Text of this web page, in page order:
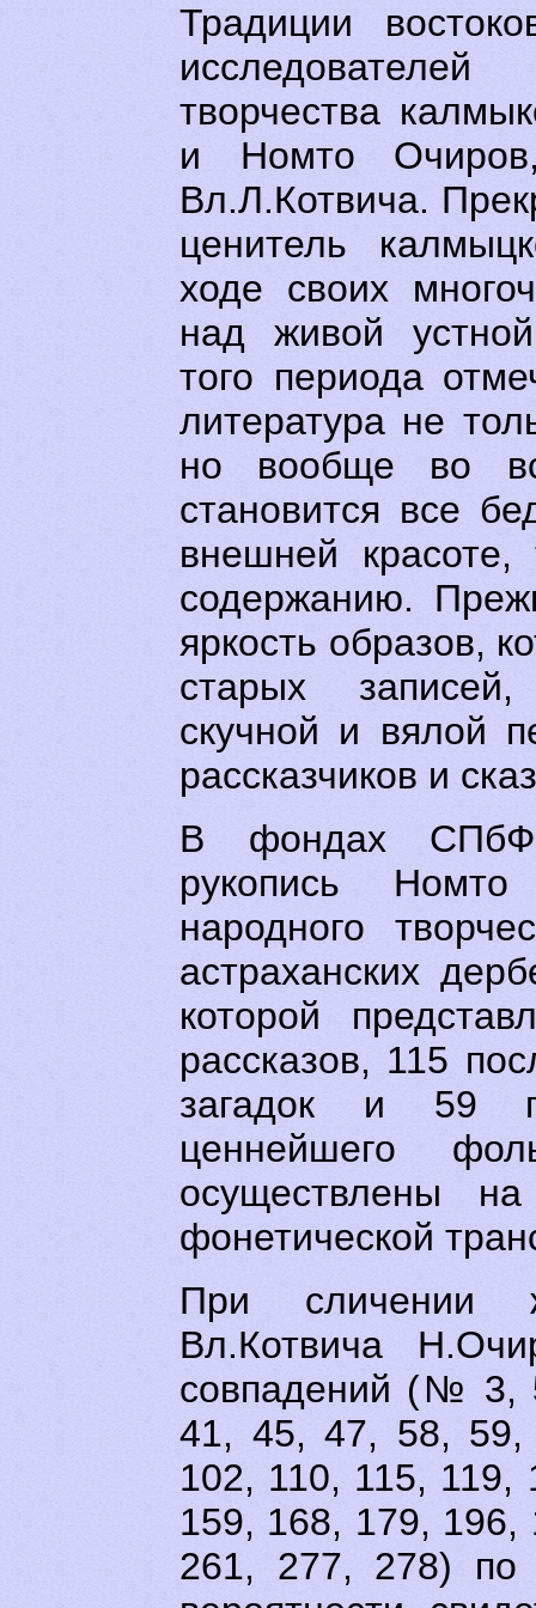
Традиции
творчества
и Номто
Вл.Л.Котвича.
ценитель
ходе своих
над живой
того периода
литература не
но вообще во
становится все
внешней
содержанию.
яркость образов,
старых
скучной и вялой
рассказчиков и
В фондах
рукопись
народного
астраханских
которой
рассказов, 115
загадок и 59
ценнейшего
осуществлены
фонетической
При сличении
Вл.Котвича
совпадений (№ 3,
41, 45, 47, 58,
102, 110, 115,
159, 168, 179,
261, 277, 278) по